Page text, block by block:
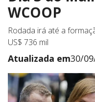
WCOOP
Rodada irá até a
US$ 736 mil
Atualizada em30/